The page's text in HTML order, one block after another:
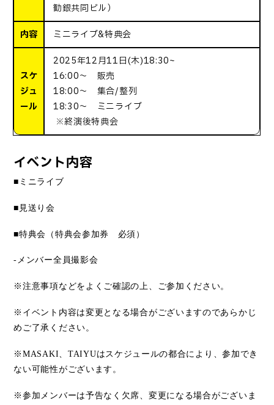
勧銀共同ビル）
内容 ミニライブ&特典会
スケ
ジュ
ール
2025年12月11日(木)18:30~
16:00～ 販売
18:00～ 集合/整列
18:30～ ミニライブ
※終演後特典会
イベント内容
■ミニライブ
■見送り会
■特典会（特典会参加券 必須）
- メンバー全員撮影会
※注意事項などをよくご確認の上、ご参加ください。
※イベント内容は変更となる場合がございますのであらかじ
めご了承ください。
※MASAKI、 TAIYUはスケジュールの都合により、参加でき
ない可能性がございます。
※参加メンバーは予告なく欠席、変更になる場合がございま